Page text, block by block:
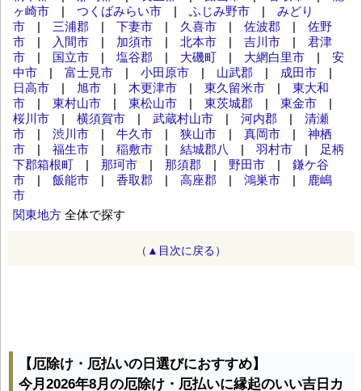
ヶ崎市 | つくばみらい市 | ふじみ野市 | みどり
市 | 三浦郡 | 下妻市 | 久喜市 | 佐波郡 | 佐野
市 | 入間市 | 加須市 | 北本市 | 吉川市 | 君津
市 | 国立市 | 塩谷郡 | 大磯町 | 大網白里市 | 安
中市 | 富士見市 | 小田原市 | 山武郡 | 成田市 |
日高市 | 旭市 | 木更津市 | 東久留米市 | 東大和
市 | 東村山市 | 東松山市 | 東茨城郡 | 東金市 |
桜川市 | 横須賀市 | 武蔵村山市 | 河内郡 | 清瀬
市 | 渋川市 | 牛久市 | 狭山市 | 真岡市 | 神栖
市 | 福生市 | 稲敷市 | 結城郡八 | 羽村市 |
足柄
下郡箱根町 | 那珂市 | 那須郡 | 野田市 | 鎌ケ谷
市 | 飯能市 | 香取郡 | 高座郡 | 鴻巣市 |
鹿嶋
市
関東地方 全体で探す
（▲目次に戻る）
【厄除け・厄払いの日選びにおすすめ】
今月2026年8月の厄除け・厄払いに縁起のいい吉日カ